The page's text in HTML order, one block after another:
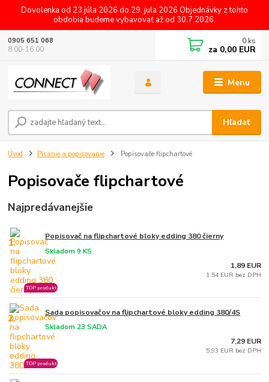
Dovolenka od 23 júla 2026 do 29. jula 2026 Objednávky z tohto
obdobia budeme vybavovať až od 30.7.2026.
Menu
Hľadať
0905 651 068
8.00-16.00
0 ks
za 0,00 EUR
Úvod Písanie a popisovanie Popisovače flipchartové
Popisovače flipchartové
Najpredávanejšie
1. Popisovač na flipchartové bloky edding 380 čierny
Skladom 9 KS
TOP produkt
1,89 EUR
1,54 EUR bez DPH
2. Sada popisovačov na flipchartové bloky edding 380/4S
Skladom 23 SADA
TOP produkt
7,29 EUR
5,93 EUR bez DPH